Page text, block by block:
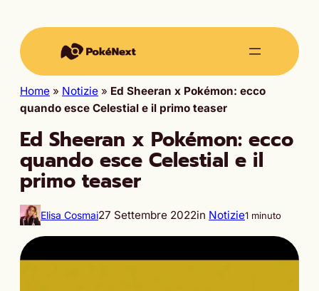
Home » Notizie » Ed Sheeran x Pokémon: ecco
quando esce Celestial e il primo teaser
Ed Sheeran x Pokémon: ecco
quando esce Celestial e il
primo teaser
Elisa Cosmai27 Settembre 2022in Notizie1 minuto